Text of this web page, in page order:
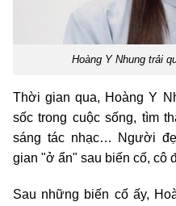
Hoàng Y Nhung trải
Thời gian qua, Hoàng Y
sốc trong cuộc sống, tìm
sáng tác nhạc… Người
gian "ở ẩn" sau biến cố, cô
Sau những biến cố ấy,